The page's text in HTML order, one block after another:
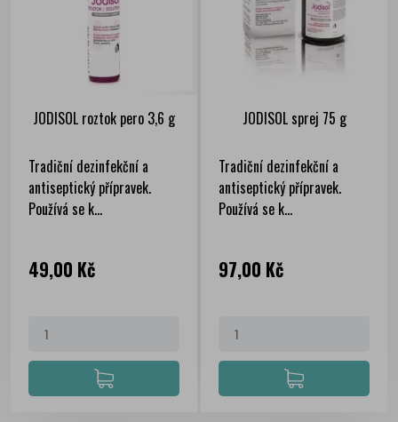
JODISOL roztok pero 3,6 g
Tradiční dezinfekční a
antiseptický přípravek.
Používá se k...
Cena
49,00 Kč
JODISOL sprej 75 g
Tradiční dezinfekční a
antiseptický přípravek.
Používá se k...
Cena
97,00 Kč